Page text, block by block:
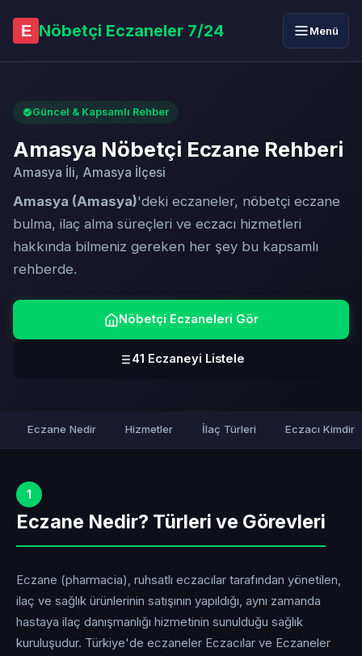
E Nöbetçi Eczaneler 7/24 Menü
Güncel & Kapsamlı Rehber
Amasya Nöbetçi Eczane Rehberi
Amasya İli, Amasya İlçesi
Amasya (Amasya)'deki eczaneler, nöbetçi eczane
bulma, ilaç alma süreçleri ve eczacı hizmetleri
hakkında bilmeniz gereken her şey bu kapsamlı
rehberde.
Nöbetçi Eczaneleri Gör
41 Eczaneyi Listele
Eczane Nedir Hizmetler İlaç Türleri Eczacı Kimdir
1
Eczane Nedir? Türleri ve Görevleri
Eczane (pharmacia), ruhsatlı eczacılar tarafından yönetilen,
ilaç ve sağlık ürünlerinin satışının yapıldığı, aynı zamanda
hastaya ilaç danışmanlığı hizmetinin sunulduğu sağlık
kuruluşudur. Türkiye'de eczaneler Eczacılar ve Eczaneler